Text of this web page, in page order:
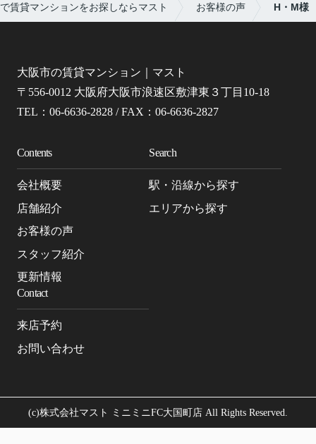
賃貸マンションをお探しならマスト お客様の声 H・M様
大阪市の賃貸マンション｜マスト
〒556-0012 大阪府大阪市浪速区敷津東３丁目10-18
TEL：06-6636-2828 / FAX：06-6636-2827
Contents
会社概要
店舗紹介
お客様の声
スタッフ紹介
更新情報
Search
駅・沿線から探す
エリアから探す
Contact
来店予約
お問い合わせ
(c)株式会社マスト ミニミニFC大国町店 All Rights Reserved.